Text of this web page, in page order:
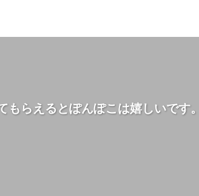
もらえるとぽんぽこは嬉しいです